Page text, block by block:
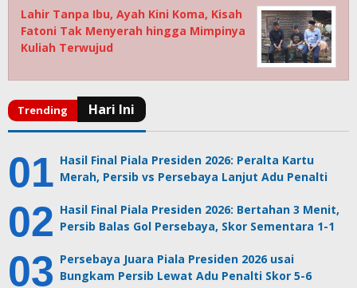
Lahir Tanpa Ibu, Ayah Kini Koma, Kisah
Fatoni Tak Menyerah hingga Mimpinya
Kuliah Terwujud
Hasil Final Piala Presiden 2026: Peralta Kartu
Merah, Persib vs Persebaya Lanjut Adu Penalti
Hasil Final Piala Presiden 2026: Bertahan 3 Menit,
Persib Balas Gol Persebaya, Skor Sementara 1-1
Persebaya Juara Piala Presiden 2026 usai
Bungkam Persib Lewat Adu Penalti Skor 5-6